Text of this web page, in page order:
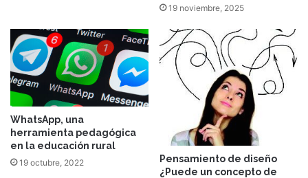
19 noviembre, 2025
WhatsApp, una
herramienta pedagógica
en la educación rural
19 octubre, 2022
Pensamiento de diseño
¿Puede un concepto de